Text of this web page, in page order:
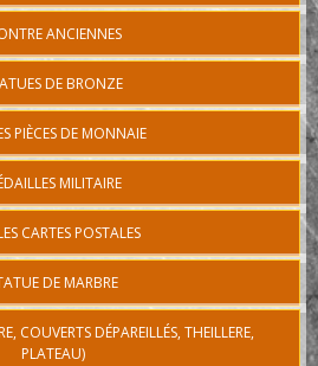
ANCIENNES
DE BRONZE
PIÈCES DE MONNAIE
MILITAIRE
CARTES POSTALES
DE MARBRE
COUVERTS DÉPAREILLÉS, THEILLERE,
PLATEAU)